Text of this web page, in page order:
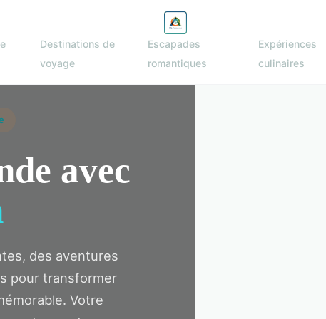
Destinations de
voyage
Escapades
romantiques
Expériences
culinaires
avec
des aventures
pour transformer
Votre